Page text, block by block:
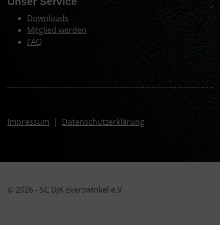
Downloads
Mitglied werden
FAQ
Impressum | Datenschutzerklärung
© 2026 - SC DJK Everswinkel e.V.